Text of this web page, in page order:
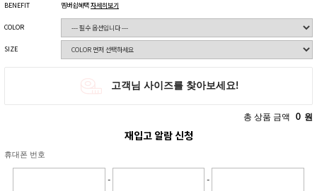
BENEFIT 멤버쉽혜택자세히보기
COLOR
SIZE
총 상품 금액 0 원
재입고 알람 신청
휴대폰 번호
- -